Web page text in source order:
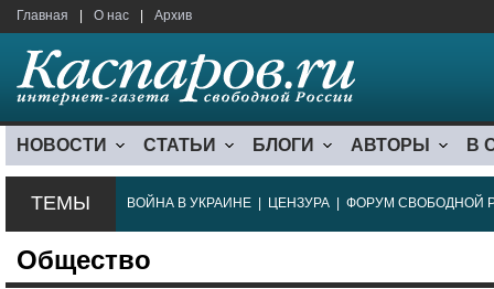
Главная О нас Архив
НОВОСТИ СТАТЬИ БЛОГИ АВТОРЫ В
ТЕМЫ ВОЙНА В УКРАИНЕ ЦЕНЗУРА ФОРУМ СВОБОДНОЙ
Общество